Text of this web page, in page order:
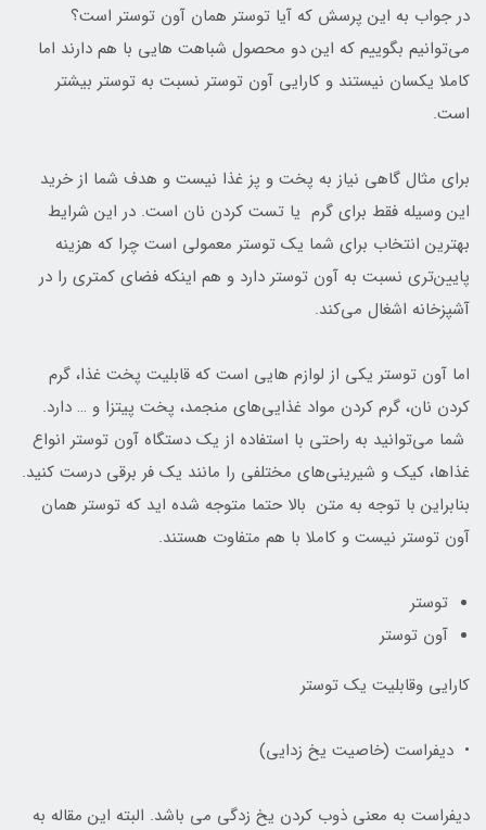
در جواب به این پرسش که آیا توستر همان آون توستر است؟
می‌توانیم بگوییم که این دو محصول شباهت هایی با هم دارند اما
کاملا یکسان نیستند و کارایی آون توستر نسبت به توستر بیشتر
است.
برای مثال گاهی نیاز به پخت و پز غذا نیست و هدف شما از خرید
این وسیله فقط برای گرم یا تست کردن نان است. در این شرایط
بهترین انتخاب برای شما یک توستر معمولی است چرا که هزینه
پایین‌تری نسبت به آون توستر دارد و هم اینکه فضای کمتری را در
آشپزخانه اشغال می‌کند.
اما آون توستر یکی از لوازم هایی است که قابلیت پخت غذا، گرم
کردن نان، گرم کردن مواد غذایی‌های منجمد، پخت پیتزا و … دارد.
شما می‌توانید به راحتی با استفاده از یک دستگاه آون توستر انواع
غذا‌ها، کیک و شیرینی‌های مختلفی را مانند یک فر برقی درست کنید.
بنابراین با توجه به متن بالا حتما متوجه شده اید که توستر همان
آون توستر نیست و کاملا با هم متفاوت هستند.
توستر
آون توستر
کارایی وقابلیت یک توستر
• دیفراست (خاصیت یخ زدایی)
دیفراست به معنی ذوب کردن یخ زدگی می باشد. البته این مقاله به